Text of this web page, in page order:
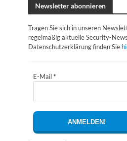
Newsletter abonnieren
Tragen Sie sich in unseren
regelmäßig aktuelle Security-
Datenschutzerklärung finden Sie
E-Mail*